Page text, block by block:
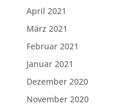
April 2021
März 2021
Februar 2021
Januar 2021
Dezember 2020
November 2020